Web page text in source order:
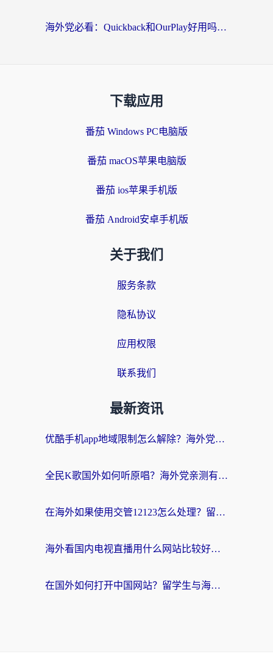
海外党必看：Quickback和OurPlay好用吗？3分钟选对回国加速器，无缝刷剧玩游戏
下载应用
番茄 Windows PC电脑版
番茄 macOS苹果电脑版
番茄 ios苹果手机版
番茄 Android安卓手机版
关于我们
服务条款
隐私协议
应用权限
联系我们
最新资讯
优酷手机app地域限制怎么解除？海外党亲测有效的追剧方案
全民K歌国外如何听原唱？海外党亲测有效的回国加速器选择指南
在海外如果使用交管12123怎么处理？留学生亲测有效的回国加速方案
海外看国内电视直播用什么网站比较好？一篇解决你所有追剧难题的实用指南
在国外如何打开中国网站？留学生与海外华人的无缝访问指南